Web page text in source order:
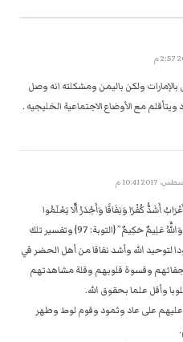
ولكن باليمن ومشكلته انه وصل
ويتأقلم مع الأوضاع الاجتماعية الخليجيه .
أَشَدُّ كُفْرًا وَنِفَاقًا وَأَجْدَرُ أَلَّا يَعْلَمُوا
حُدُودَ مَا أَنْزَلَ اللَّهُ عَلَى رَسُولِهِ وَاللَّهُ عَلِيمٌ حَكِيمٌ” {التوبة: 97} وتفسير تلك
لتوحيد الله وأشد نفاقا من أهل الحضر في
جفائهم وقسوة قلوبهم وقلة مشاهدتهم
وأقل علما بحقوق الله.
عليهم على عاد وثمود وقوم لوط وطهر